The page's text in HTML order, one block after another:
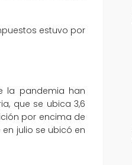
estuvo por
la pandemia han
que se ubica 3,6
por encima de
julio se ubicó en